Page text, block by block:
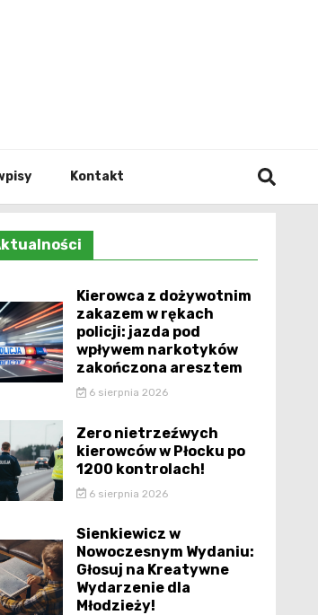
Kontakt
Kierowca z dożywotnim
zakazem w rękach
policji: jazda pod
wpływem narkotyków
zakończona aresztem
6 sierpnia 2026
Zero nietrzeźwych
kierowców w Płocku po
1200 kontrolach!
6 sierpnia 2026
Sienkiewicz w
Nowoczesnym Wydaniu:
Głosuj na Kreatywne
Wydarzenie dla
Młodzieży!